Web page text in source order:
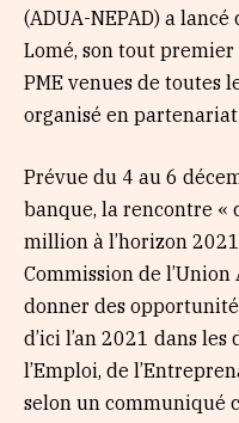
(ADUA-NEPAD) a
Lomé, son tout
PME venues de toutes
organisé en partenariat
Prévue du 4 au 6
banque, la rencontre «
million à l’horizon
Commission de
donner des
d’ici l’an 2021 dans
l’Emploi, de
selon un communiqué